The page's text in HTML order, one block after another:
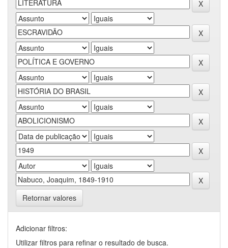
Retornar valores
Adicionar filtros:
Utilizar filtros para refinar o resultado de busca.